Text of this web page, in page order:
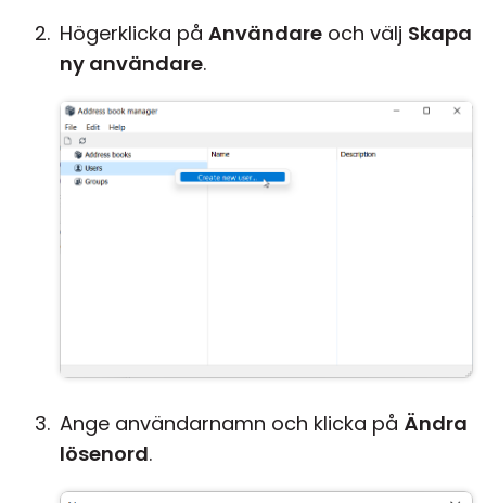
Högerklicka på Användare och välj Skapa
ny användare.
Ange användarnamn och klicka på Ändra
lösenord.